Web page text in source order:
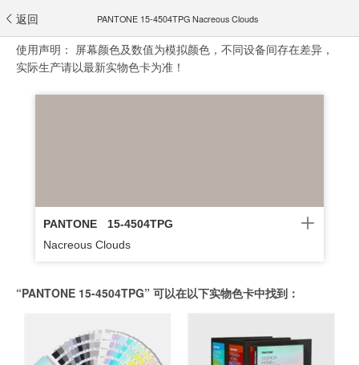
返回 PANTONE 15-4504TPG Nacreous Clouds
使用声明： 屏幕颜色及数值为模拟颜色，不同设备间存在差异，
实际生产请以最新实物色卡为准！
PANTONE
15-4504TPG
Nacreous Clouds
“PANTONE 15-4504TPG” 可以在以下实物色卡中找到：